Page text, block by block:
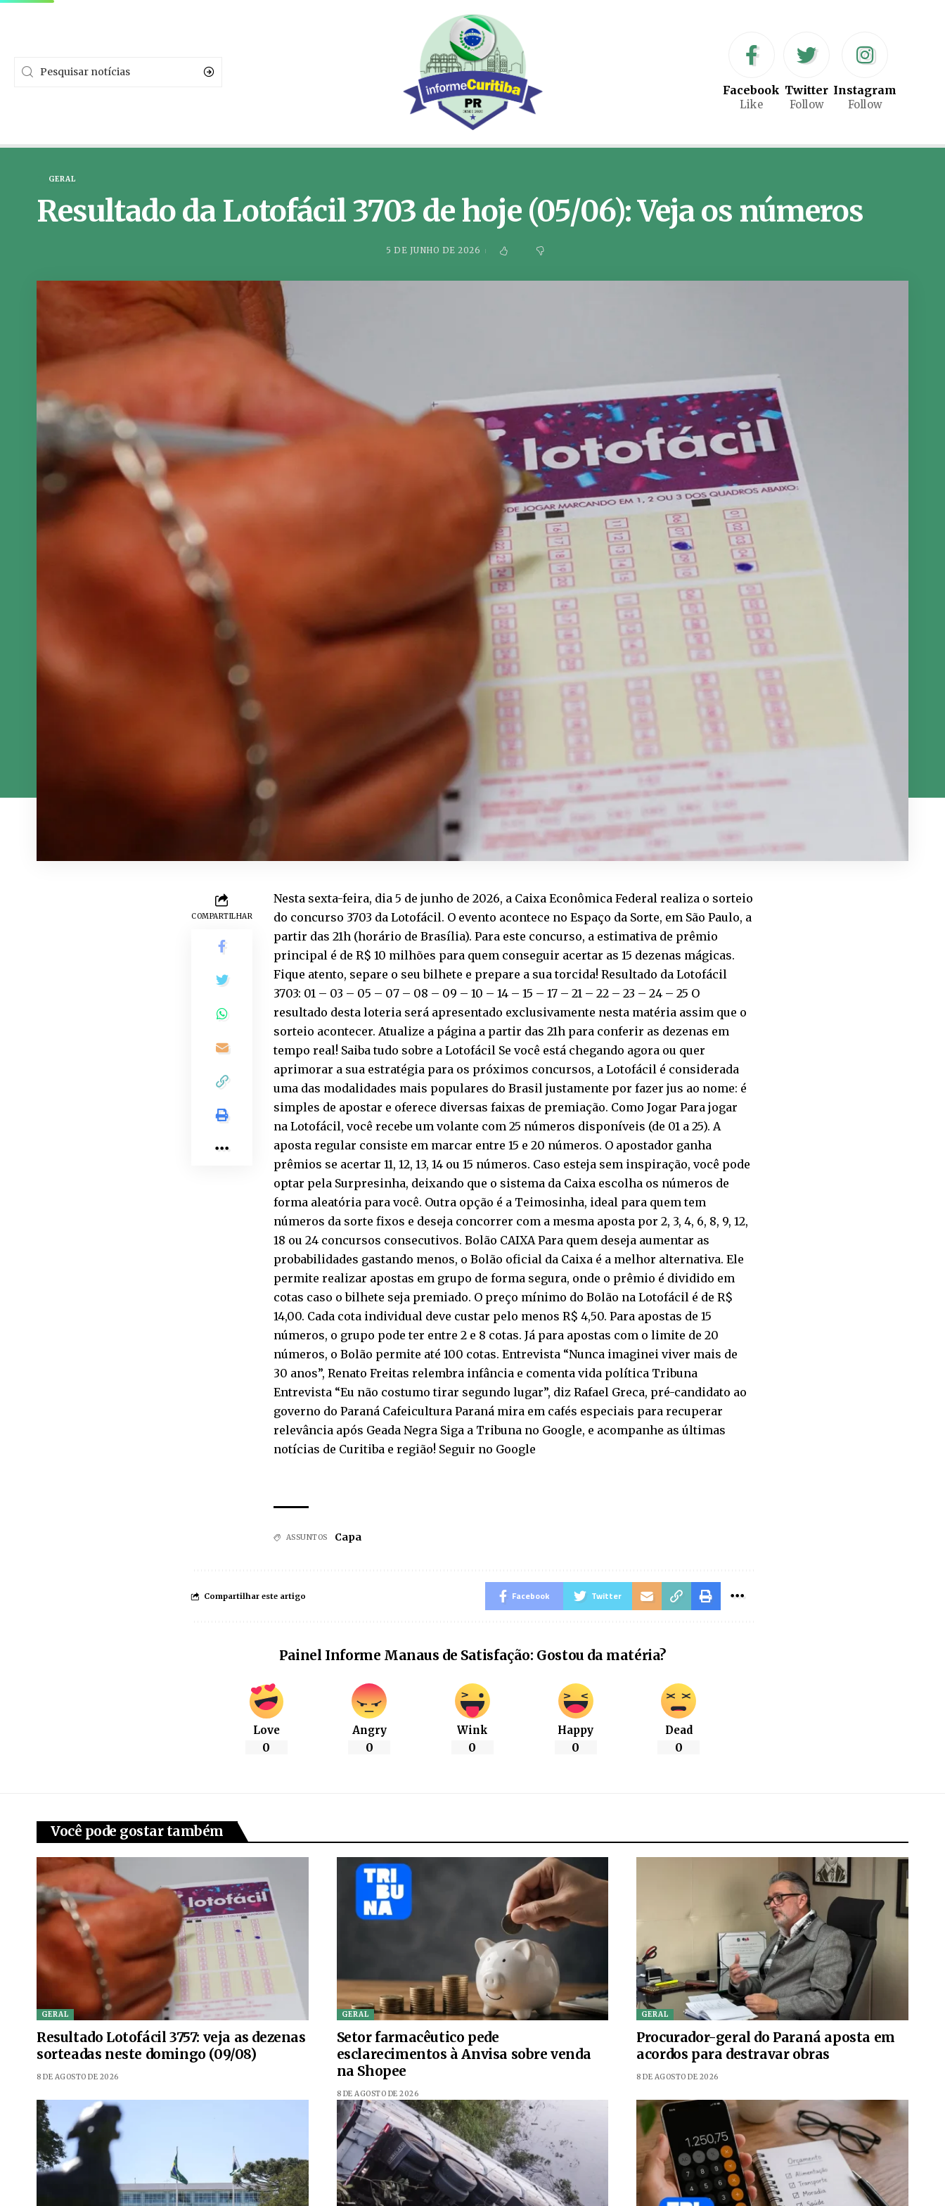
Facebook
Like
Twitter
Follow
Instagram
Follow
GERAL
Resultado da Lotofácil 3703 de hoje (05/06): Veja os números
5 DE JUNHO DE 2026
COMPARTILHAR
Nesta sexta-feira, dia 5 de junho de 2026, a Caixa Econômica Federal realiza o sorteio
do concurso 3703 da Lotofácil. O evento acontece no Espaço da Sorte, em São Paulo, a
partir das 21h (horário de Brasília). Para este concurso, a estimativa de prêmio
principal é de R$ 10 milhões para quem conseguir acertar as 15 dezenas mágicas.
Fique atento, separe o seu bilhete e prepare a sua torcida! Resultado da Lotofácil
3703: 01 – 03 – 05 – 07 – 08 – 09 – 10 – 14 – 15 – 17 – 21 – 22 – 23 – 24 – 25 O
resultado desta loteria será apresentado exclusivamente nesta matéria assim que o
sorteio acontecer. Atualize a página a partir das 21h para conferir as dezenas em
tempo real! Saiba tudo sobre a Lotofácil Se você está chegando agora ou quer
aprimorar a sua estratégia para os próximos concursos, a Lotofácil é considerada
uma das modalidades mais populares do Brasil justamente por fazer jus ao nome: é
simples de apostar e oferece diversas faixas de premiação. Como Jogar Para jogar
na Lotofácil, você recebe um volante com 25 números disponíveis (de 01 a 25). A
aposta regular consiste em marcar entre 15 e 20 números. O apostador ganha
prêmios se acertar 11, 12, 13, 14 ou 15 números. Caso esteja sem inspiração, você pode
optar pela Surpresinha, deixando que o sistema da Caixa escolha os números de
forma aleatória para você. Outra opção é a Teimosinha, ideal para quem tem
números da sorte fixos e deseja concorrer com a mesma aposta por 2, 3, 4, 6, 8, 9, 12,
18 ou 24 concursos consecutivos. Bolão CAIXA Para quem deseja aumentar as
probabilidades gastando menos, o Bolão oficial da Caixa é a melhor alternativa. Ele
permite realizar apostas em grupo de forma segura, onde o prêmio é dividido em
cotas caso o bilhete seja premiado. O preço mínimo do Bolão na Lotofácil é de R$
14,00. Cada cota individual deve custar pelo menos R$ 4,50. Para apostas de 15
números, o grupo pode ter entre 2 e 8 cotas. Já para apostas com o limite de 20
números, o Bolão permite até 100 cotas. Entrevista “Nunca imaginei viver mais de
30 anos”, Renato Freitas relembra infância e comenta vida política Tribuna
Entrevista “Eu não costumo tirar segundo lugar”, diz Rafael Greca, pré-candidato ao
governo do Paraná Cafeicultura Paraná mira em cafés especiais para recuperar
relevância após Geada Negra Siga a Tribuna no Google, e acompanhe as últimas
notícias de Curitiba e região! Seguir no Google
ASSUNTOS Capa
Compartilhar este artigo Facebook Twitter
Painel Informe Manaus de Satisfação: Gostou da matéria?
Love
0
Angry
0
Wink
0
Happy
0
Dead
0
Você pode gostar também
GERAL
Resultado Lotofácil 3757: veja as dezenas
sorteadas neste domingo (09/08)
8 DE AGOSTO DE 2026
GERAL
Setor farmacêutico pede
esclarecimentos à Anvisa sobre venda
na Shopee
8 DE AGOSTO DE 2026
GERAL
Procurador-geral do Paraná aposta em
acordos para destravar obras
8 DE AGOSTO DE 2026